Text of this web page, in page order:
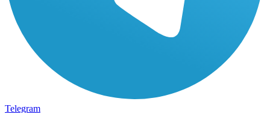
Telegram